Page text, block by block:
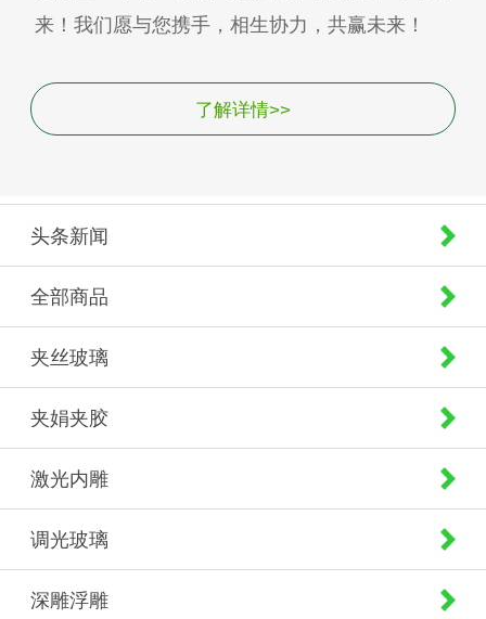
来！我们愿与您携手，相生协力，共赢未来！
了解详情>>
头条新闻
全部商品
夹丝玻璃
夹娟夹胶
激光内雕
调光玻璃
深雕浮雕